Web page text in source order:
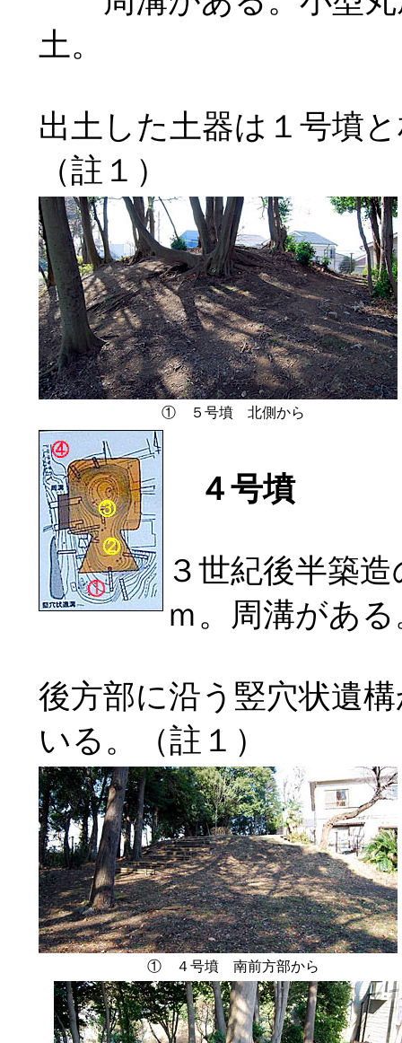
土。
出土した土器は１号墳
（註１）
① ５号墳 北側から
４号墳
３世紀後半築
ｍ。周溝があ
後方部に沿う竪穴状遺
いる。（註１）
① ４号墳 南前方部から